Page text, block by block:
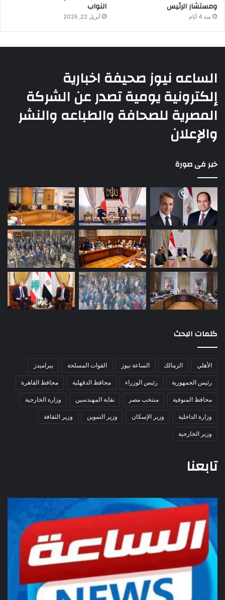
ومستشار الرئيس
منذ 4 أيام
النواب
أبريل 22, 2025
الساعه نيوز صحيفة اخبارية
إلكترونية يومية تصدر عن الشركة
المصرية للصحافة والطباعه والنشر
والإعلان
خبر فى صورة
كلمات البحث
الأهلي الزمالك الساعة نيوز القوات المسلحة
بيراميدز
رئيس الجمهورية
رئيس الوزراء محافظ الدقهلية
محافظ القاهرة
محافظ المنوفية
منتخب مصر نقابة المهندسين
وزارة الخارجية
وزارة الداخلية
وزير الإسكان وزير التموين
وزير الثقافة
وزير الخارجية
تابعنا